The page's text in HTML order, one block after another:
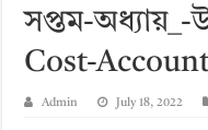
সপ্তম-অধ্যায়_-
Cost-
Admin July 18, 2022